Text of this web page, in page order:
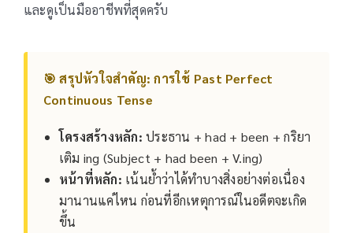
และดูเป็นมืออาชีพที่สุดครับ
🎯 สรุปหัวใจสำคัญ: การใช้ Past Perfect
Continuous Tense
โครงสร้างหลัก: ประธาน + had + been + กริยา
เติม ing (Subject + had been + V.ing)
หน้าที่หลัก: เน้นย้ำว่าได้ทำบางสิ่งอย่างต่อเนื่อง
มานานแค่ไหน ก่อนที่อีกเหตุการณ์ในอดีตจะเกิด
ขึ้น